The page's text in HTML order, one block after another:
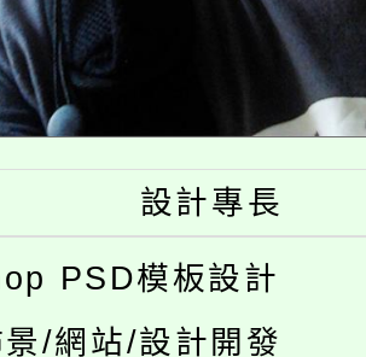
設計專長
PSD模板設計
/網站/設計開發